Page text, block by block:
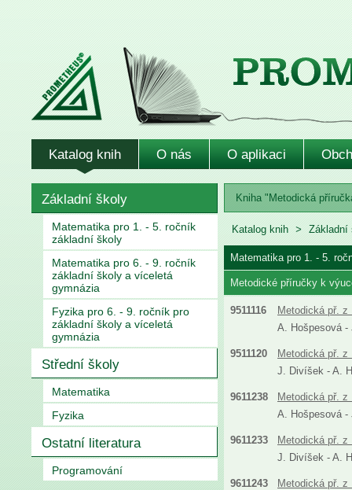
Katalog knih O nás O aplikaci
Základní školy
Matematika pro 1. - 5. ročník
základní školy
Matematika pro 6. - 9. ročník
základní školy a víceletá
gymnázia
Fyzika pro 6. - 9. ročník pro
základní školy a víceletá
gymnázia
Střední školy
Matematika
Fyzika
Ostatní literatura
Programování
Kniha "Metodická
Katalog knih Základní
Matematika pro 1. - 5.
Metodické příručky k
9511116
Metodická př.
A. Hošpesová
9511120
Metodická př.
J. Divíšek - A.
9611238
Metodická př.
A. Hošpesová
9611233
Metodická př.
J. Divíšek - A.
9611243
Metodická př.